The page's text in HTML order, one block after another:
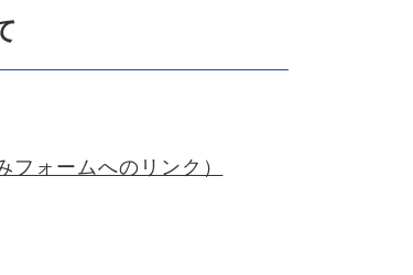
ォームへのリンク）